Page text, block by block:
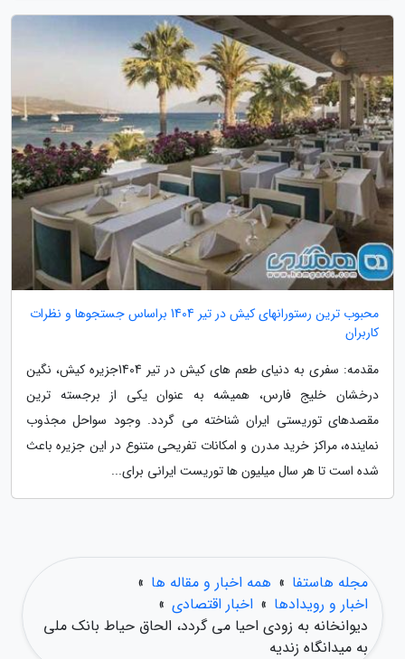
محبوب ترین رستورانهای کیش در تیر 1404 براساس جستجوها و نظرات
کاربران
مقدمه: سفری به دنیای طعم های کیش در تیر 1404جزیره کیش، نگین
درخشان خلیج فارس، همیشه به عنوان یکی از برجسته ترین
مقصدهای توریستی ایران شناخته می گردد. وجود سواحل مجذوب
نماینده، مراکز خرید مدرن و امکانات تفریحی متنوع در این جزیره باعث
شده است تا هر سال میلیون ها توریست ایرانی برای...
مجله هاستفا » همه اخبار و مقاله ها »
اخبار و رویدادها » اخبار اقتصادی »
دیوانخانه به زودی احیا می گردد، الحاق حیاط بانک ملی
به میدانگاه زندیه